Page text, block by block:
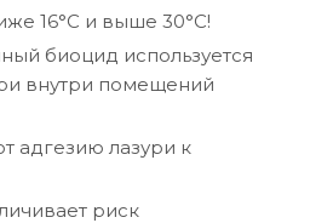
16°C и выше 30°C!
биоцид используется
внутри помещений
адгезию лазури к
риск